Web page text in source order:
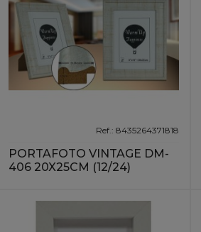
Ref.: 8435264371818
PORTAFOTO VINTAGE DM-
406 20X25CM (12/24)